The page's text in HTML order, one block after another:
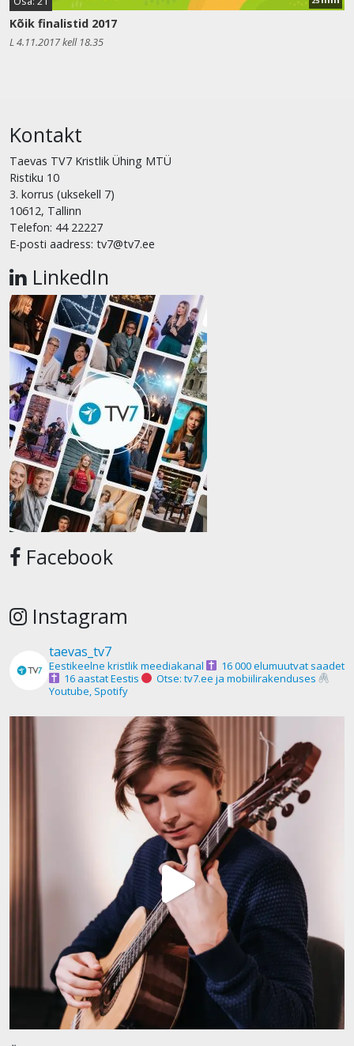
Kõik finalistid 2017
L 4.11.2017 kell 18.35
Kontakt
Taevas TV7 Kristlik Ühing MTÜ
Ristiku 10
3. korrus (uksekell 7)
10612, Tallinn
Telefon: 44 22227
E-posti aadress: tv7@tv7.ee
LinkedIn
Facebook
Instagram
taevas_tv7
Eestikeelne kristlik meediakanal
16 000 elumuutvat saadet
16 aastat Eestis
Otse: tv7.ee ja mobiilirakenduses
Youtube, Spotify